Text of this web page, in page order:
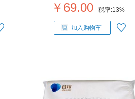
￥69.00 税率:13%
加入购物车